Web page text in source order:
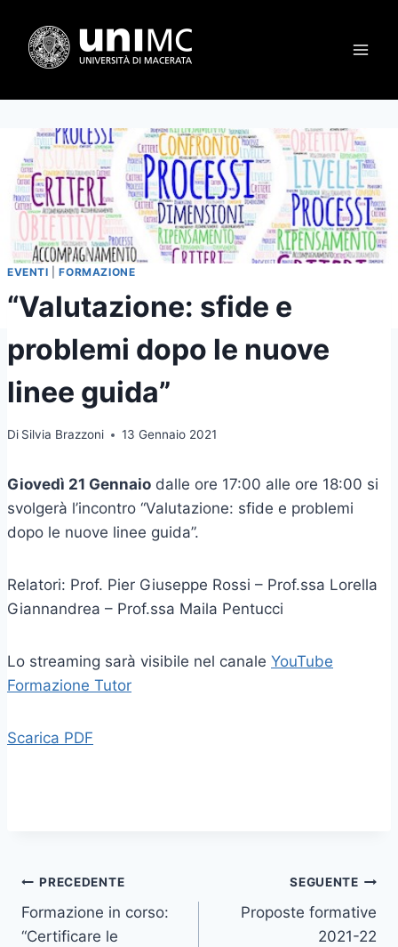
contenuto
EVENTI |FORMAZIONE
“Valutazione: sfide e
problemi dopo le nuove
linee guida”
Di Silvia Brazzoni 13 Gennaio 2021
Giovedì 21 Gennaio dalle ore 17:00 alle ore 18:00 si
svolgerà l’incontro “Valutazione: sfide e problemi
dopo le nuove linee guida”.
Relatori: Prof. Pier Giuseppe Rossi – Prof.ssa Lorella
Giannandrea – Prof.ssa Maila Pentucci
Lo streaming sarà visibile nel canale YouTube
Formazione Tutor
Scarica PDF
Navigazione
articoli
PRECEDENTE
Formazione in corso:
“Certificare le
SEGUENTE
Proposte formative
2021-22